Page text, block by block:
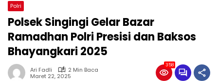
Polri
Polsek Singingi Gelar Bazar
Ramadhan Polri Presisi dan Baksos
Bhayangkari 2025
Ari Fadli
2 Min Baca
Maret 22, 2025
358